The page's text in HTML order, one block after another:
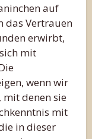
auf
das Vertrauen
erwirbt,
mit
wenn wir
denen sie
mit
in dieser